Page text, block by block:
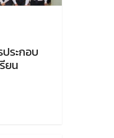
ระกอบ
ยน